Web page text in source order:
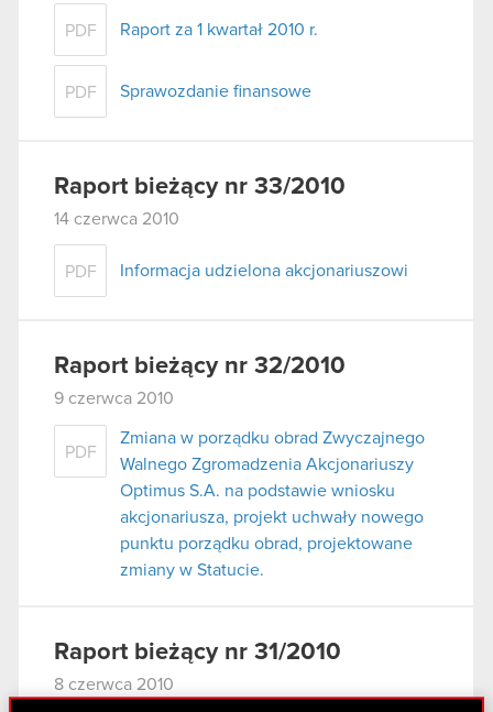
PDF Raport za 1 kwartał 2010 r.
PDF Sprawozdanie finansowe
Raport bieżący nr 33/2010
14 czerwca 2010
PDF Informacja udzielona akcjonariuszowi
Raport bieżący nr 32/2010
9 czerwca 2010
PDF
Zmiana w porządku obrad Zwyczajnego
Walnego Zgromadzenia Akcjonariuszy
Optimus S.A. na podstawie wniosku
akcjonariusza, projekt uchwały nowego
punktu porządku obrad, projektowane
zmiany w Statucie.
Raport bieżący nr 31/2010
8 czerwca 2010